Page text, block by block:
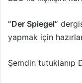
“Der Spiegel”
yapmak için
Şemdin tutuklanıp